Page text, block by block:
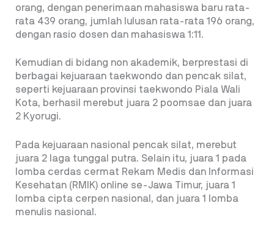
orang, dengan penerimaan mahasiswa baru rata-
rata 439 orang, jumlah lulusan rata-rata 196 orang,
dengan rasio dosen dan mahasiswa 1:11.
Kemudian di bidang non akademik, berprestasi di
berbagai kejuaraan taekwondo dan pencak silat,
seperti kejuaraan provinsi taekwondo Piala Wali
Kota, berhasil merebut juara 2 poomsae dan juara
2 Kyorugi.
Pada kejuaraan nasional pencak silat, merebut
juara 2 laga tunggal putra. Selain itu, juara 1 pada
lomba cerdas cermat Rekam Medis dan Informasi
Kesehatan (RMIK) online se-Jawa Timur, juara 1
lomba cipta cerpen nasional, dan juara 1 lomba
menulis nasional.